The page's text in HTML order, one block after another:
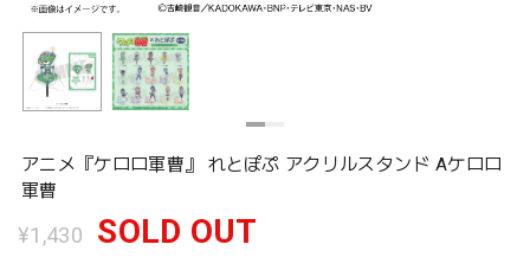
アニメ『ケロロ軍曹』 れとぽぷ アクリルスタンド Aケロロ
軍曹
¥1,430 SOLD OUT